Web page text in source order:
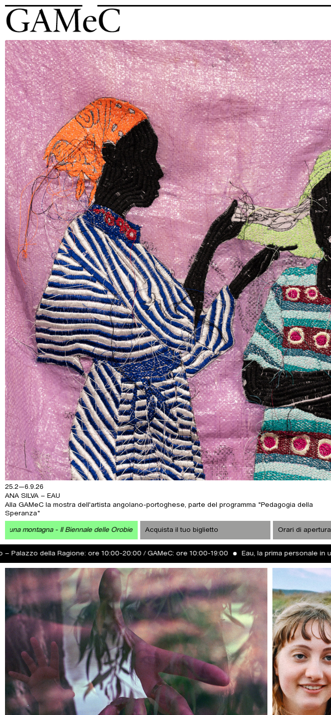
26.1.26—24.1.27
UNA GALLERIA, TANTE COLLEZIONI
Riscopri il patrimonio d'arte moderna e contemporanea della città di Bergamo attraverso i
Orobie / Magazine Pensare come una montagna - Il Biennale delle Orobie / Magazine Pensare
Acquista il tuo biglietto Orari di
ore 10:00-20:00 / GAMeC: ore 10:00-19:00 Eau, la prima personale in un’istituzione